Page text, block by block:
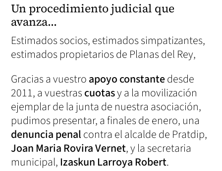
Un procedimiento judicial que
avanza…
Estimados socios, estimados simpatizantes,
estimados propietarios de Planas del Rey,
Gracias a vuestroapoyo constantedesde
2011, a vuestrascuotasy a la movilización
ejemplar de la junta de nuestra asociación,
pudimos presentar, a finales de enero, una
denuncia penalcontra el alcalde de Pratdip,
Joan Maria Rovira Vernet, y la secretaria
municipal,Izaskun Larroya Robert.